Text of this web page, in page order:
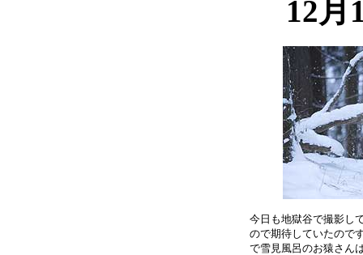
12月
今日も地獄谷で撮影し
ので期待していたので
で雪見風呂のお猿さん